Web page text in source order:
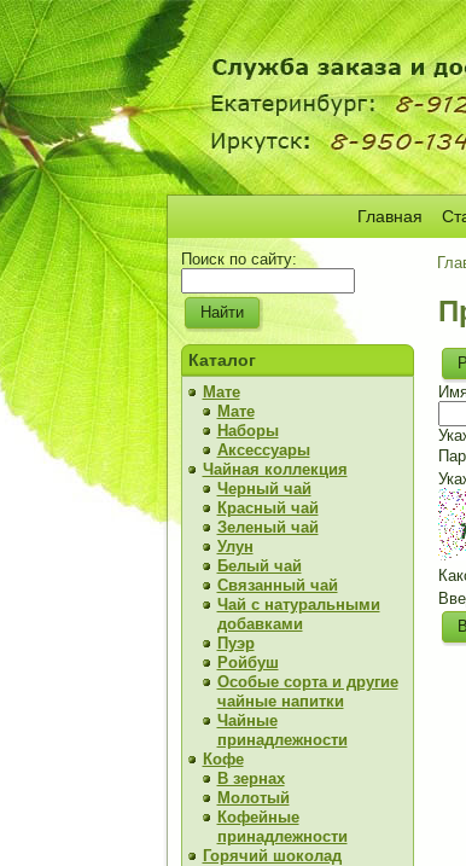
Главная
Поиск по сайту:
Каталог
Мате
Мате
Наборы
Аксессуары
Чайная коллекция
Черный чай
Красный чай
Зеленый чай
Улун
Белый чай
Связанный чай
Чай с натуральными
добавками
Пуэр
Ройбуш
Особые сорта и другие
чайные напитки
Чайные
принадлежности
Кофе
В зернах
Молотый
Кофейные
принадлежности
Горячий шоколад